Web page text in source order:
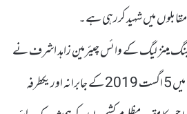
میں شہید کررہی ہے۔
مینز لیگ کے وائس چیئرمین زاہد اشرف نے
اسلام آباد میں جاری ایک بیان میں 5 اگست 2019 کے جابرانہ اور یکطرفہ